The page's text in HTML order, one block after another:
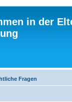
in der
Fragen